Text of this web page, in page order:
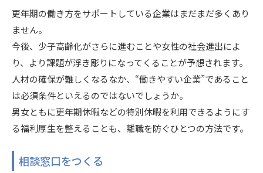
更年期の働き方をサポートしている企業はまだまだ多くあり
ません。
今後、少子高齢化がさらに進むことや女性の社会進出によ
り、より課題が浮き彫りになってくることが予想されます。
人材の確保が難しくなるなか、“働きやすい企業”であること
は必須条件といえるのではないでしょうか。
男女ともに更年期休暇などの特別休暇を利用できるようにす
る福利厚生を整えることも、離職を防ぐひとつの方法です。
相談窓口をつくる